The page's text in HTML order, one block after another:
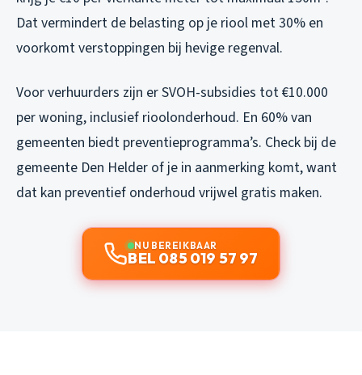
Dat vermindert de belasting op je riool met 30% en
voorkomt verstoppingen bij hevige regenval.
Voor verhuurders zijn er SVOH-subsidies tot €10.000
per woning, inclusief rioolonderhoud. En 60% van
gemeenten biedt preventieprogramma’s. Check bij de
gemeente Den Helder of je in aanmerking komt, want
dat kan preventief onderhoud vrijwel gratis maken.
NU BEREIKBAAR
BEL 085 019 57 97